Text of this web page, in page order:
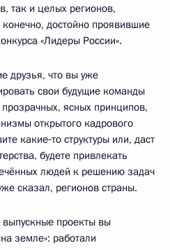
так и целых регионов,
достойно проявившие
«Лидеры России».
друзья, что вы уже
свои будущие команды
ясных принципов,
открытого кадрового
какие‑то структуры или, даст
будете привлекать
людей к решению задач
сказал, регионов страны.
проекты вы
земле»: работали